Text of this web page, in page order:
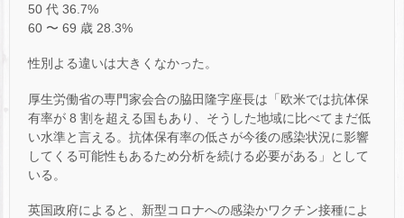
50 代 36.7%
60 〜 69 歳 28.3%
性別よる違いは大きくなかった。
厚生労働省の専門家会合の脇田隆字座長は「欧米では抗体保
有率が 8 割を超える国もあり、そうした地域に比べてまだ低
い水準と言える。抗体保有率の低さが今後の感染状況に影響
してくる可能性もあるため分析を続ける必要がある」として
いる。
英国政府によると、新型コロナへの感染かワクチン接種によ